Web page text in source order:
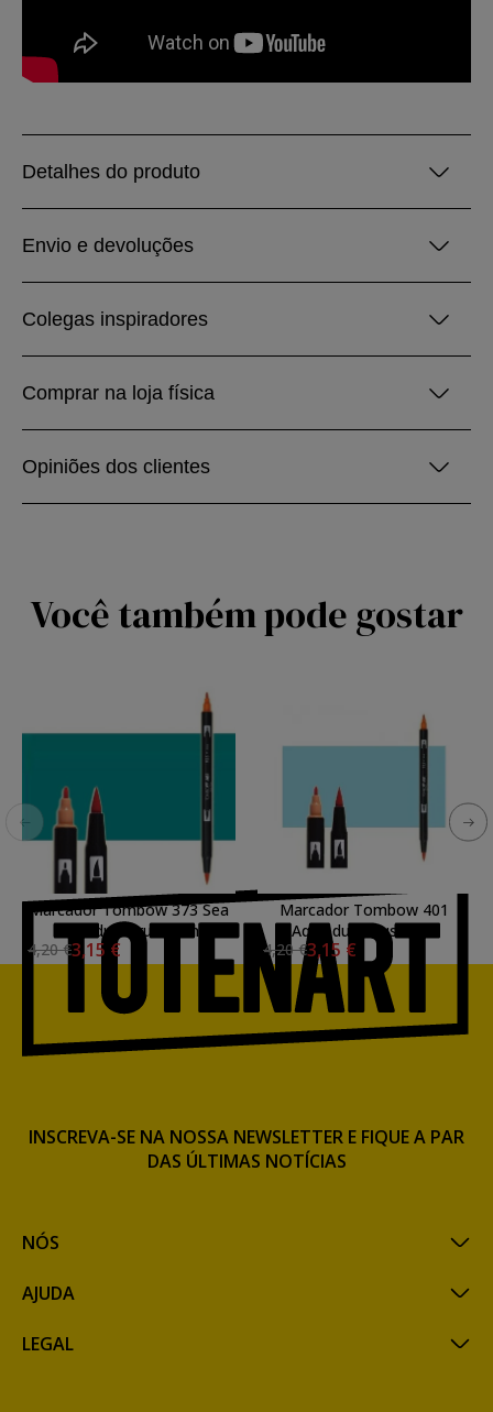
Detalhes do produto
Envio e devoluções
Colegas inspiradores
Comprar na loja física
Opiniões dos clientes
Você também pode gostar
Marcador Tombow 373 Sea
Blue dual brush pen
4,20 €3,15 €
Marcador Tombow 401
Aqua dual brush pen
4,20 €3,15 €
NÓS
AJUDA
LEGAL
INSCREVA-SE NA NOSSA NEWSLETTER E FIQUE A PAR
DAS ÚLTIMAS NOTÍCIAS